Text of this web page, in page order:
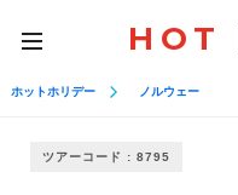
toggle
navigation
HOT
ホットホリデー ノルウェー
ツアーコード : 8795